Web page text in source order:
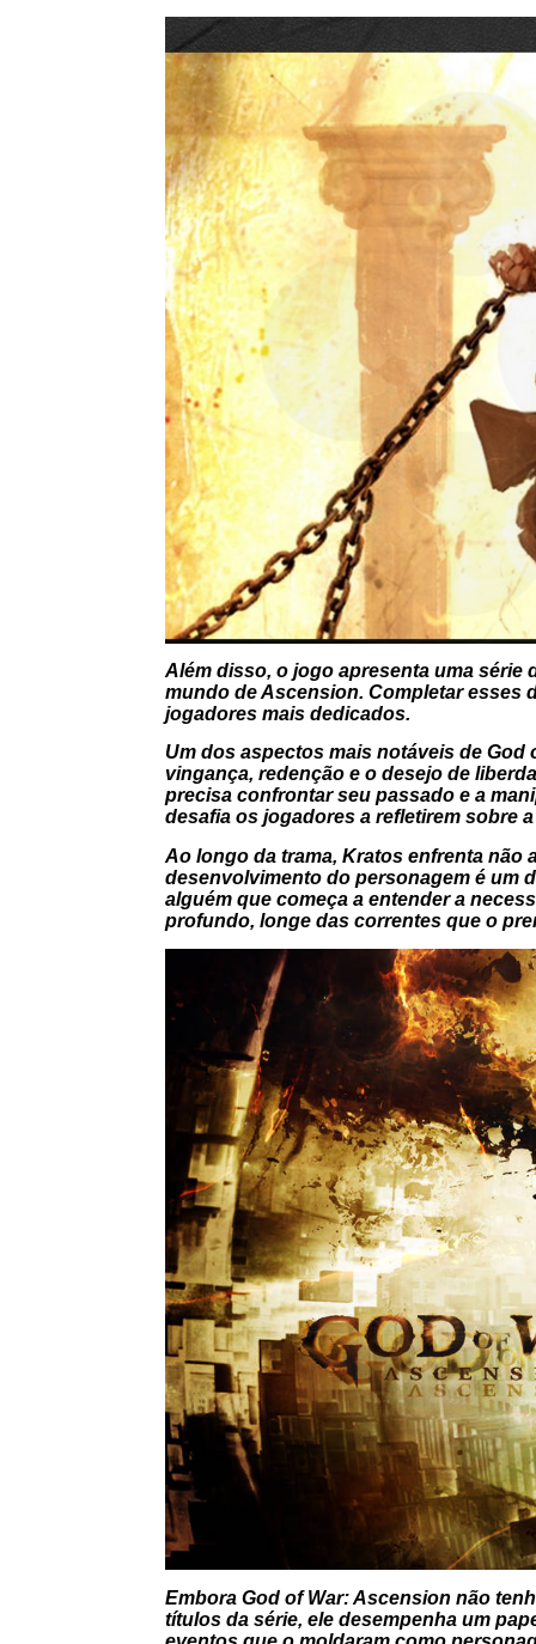
Além disso, o jogo apresenta uma série
mundo deAscension. Completar esses
jogadores mais dedicados.
Um dos aspectos mais notáveis de God
vingança, redenção e o desejo de
precisa confrontar seu passado e a
desafia os jogadores a refletirem sobre
Ao longo da trama, Kratos enfrenta não
desenvolvimento do personagem é um
alguém que começa a entender a
profundo, longe das correntes que o
Embora God of War: Ascension não
títulos da série, ele desempenha um